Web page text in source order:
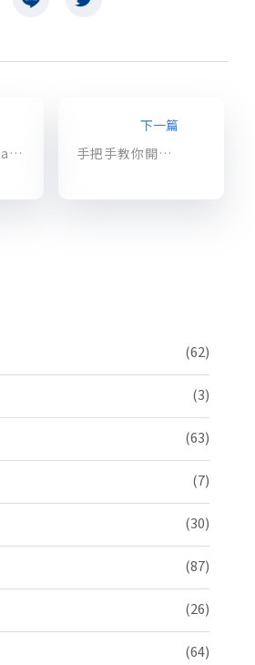
Machine Learning(一)：Cloud Speech API 介紹與實作
下一篇
手把手教你開始用 GCP 機器學習服務
(62)
(3)
(63)
(7)
(30)
(87)
(26)
(64)